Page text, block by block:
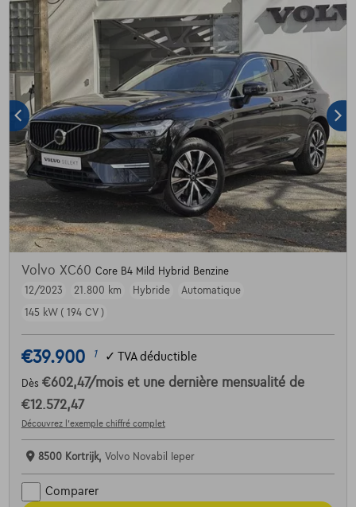
Volvo XC60 Core B4 Mild Hybrid Benzine
12/2023
21.800 km Hybride
Automatique
145 kW ( 194 CV )
€39.900 1 ✓ TVA déductible
Dès €602,47/mois et une dernière mensualité de
€12.572,47
Découvrez l’exemple chiffré complet
8500 Kortrijk, Volvo Novabil Ieper
Comparer